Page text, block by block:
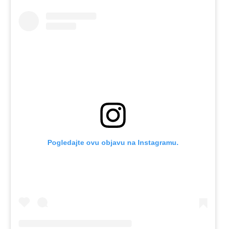
Pogledajte ovu objavu na Instagramu.